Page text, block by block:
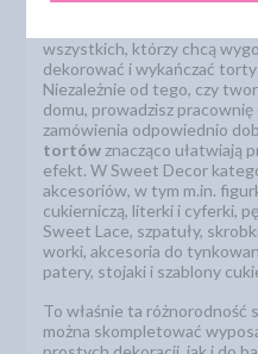
wszystkich, którzy chcą
dekorować i wykańczać
Niezależnie od tego, czy
domu, prowadzisz
zamówienia odpowiednio
tortów znacząco ułatwiają
efekt. W Sweet Decor
akcesoriów, w tym m.in.
cukierniczą, literki i cyferki,
Sweet Lace, szpatuły,
worki, akcesoria do
patery, stojaki i szablony
To właśnie ta różnorodność
można skompletować